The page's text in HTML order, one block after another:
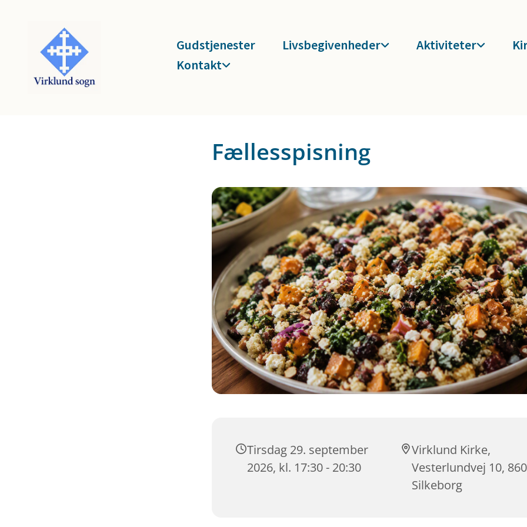
Gudstjenester Livsbegivenheder Aktiviteter
Kontakt
Fællesspisning
Tirsdag 29. september
2026, kl. 17:30 - 20:30
Virklund Kirke,
Vesterlundvej 10,
Silkeborg